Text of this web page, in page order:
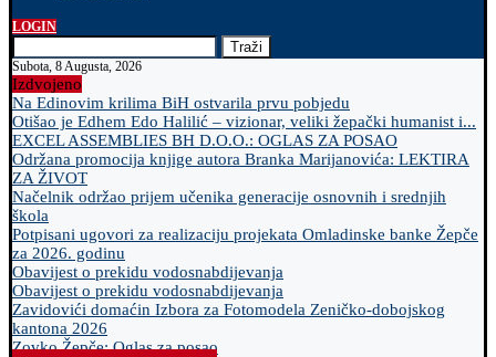
LOGIN
Traži
Subota, 8 Augusta, 2026
Izdvojeno
Na Edinovim krilima BiH ostvarila prvu pobjedu
Otišao je Edhem Edo Halilić – vizionar, veliki žepački humanist i...
EXCEL ASSEMBLIES BH D.O.O.: OGLAS ZA POSAO
Održana promocija knjige autora Branka Marijanovića: LEKTIRA
ZA ŽIVOT
Načelnik održao prijem učenika generacije osnovnih i srednjih
škola
Potpisani ugovori za realizaciju projekata Omladinske banke Žepče
za 2026. godinu
Obavijest o prekidu vodosnabdijevanja
Obavijest o prekidu vodosnabdijevanja
Zavidovići domaćin Izbora za Fotomodela Zeničko-dobojskog
kantona 2026
Zovko Žepče: Oglas za posao